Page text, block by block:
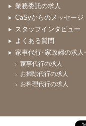
業務委託の求人
CaSyからのメッセージ
スタッフインタビュー
よくある質問
家事代行･家政婦の求人
家事代行の求人
お掃除代行の求人
お料理代行の求人